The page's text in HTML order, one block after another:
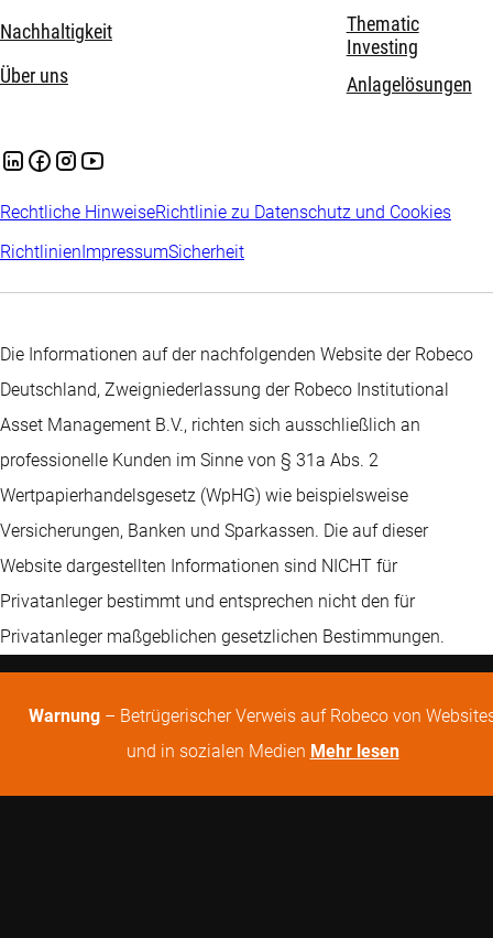
Nachhaltigkeit
Über uns
Thematic
Investing
Anlagelösungen
Rechtliche HinweiseRichtlinie zu Datenschutz und Cookies
RichtlinienImpressumSicherheit
Die Informationen auf der nachfolgenden Website der Robeco
Deutschland, Zweigniederlassung der Robeco Institutional
Asset Management B.V., richten sich ausschließlich an
professionelle Kunden im Sinne von § 31a Abs. 2
Wertpapierhandelsgesetz (WpHG) wie beispielsweise
Versicherungen, Banken und Sparkassen. Die auf dieser
Website dargestellten Informationen sind NICHT für
Privatanleger bestimmt und entsprechen nicht den für
Privatanleger maßgeblichen gesetzlichen Bestimmungen.
Warnung – Betrügerischer Verweis auf Robeco von
und in sozialen Medien Mehr lesen